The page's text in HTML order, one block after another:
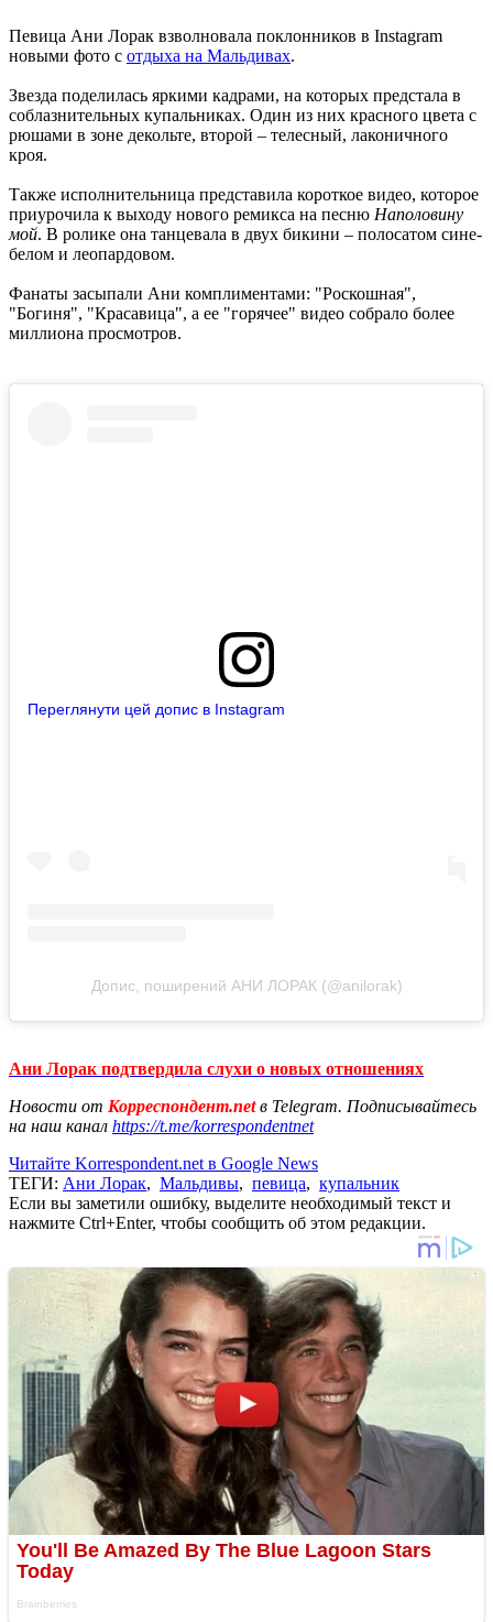
Певица Ани Лорак взволновала поклонников в Instagram
новыми фото с отдыха на Мальдивах.
Звезда поделилась яркими кадрами, на которых предстала в
соблазнительных купальниках. Один из них красного цвета с
рюшами в зоне декольте, второй – телесный, лаконичного
кроя.
Также исполнительница представила короткое видео, которое
приурочила к выходу нового ремикса на песню Наполовину
мой. В ролике она танцевала в двух бикини – полосатом сине-
белом и леопардовом.
Фанаты засыпали Ани комплиментами: "Роскошная",
"Богиня", "Красавица", а ее "горячее" видео собрало более
миллиона просмотров.
Переглянути цей допис в Instagram
Допис, поширений АНИ ЛОРАК (@anilorak)
Ани Лорак подтвердила слухи о новых отношениях
Новости от Корреспондент.netв Telegram. Подписывайтесь
на наш канал https://t.me/korrespondentnet
Читайте Korrespondent.net в Google News
ТЕГИ: Ани Лорак, Мальдивы, певица, купальник
Если вы заметили ошибку, выделите необходимый текст и
нажмите Ctrl+Enter, чтобы сообщить об этом редакции.